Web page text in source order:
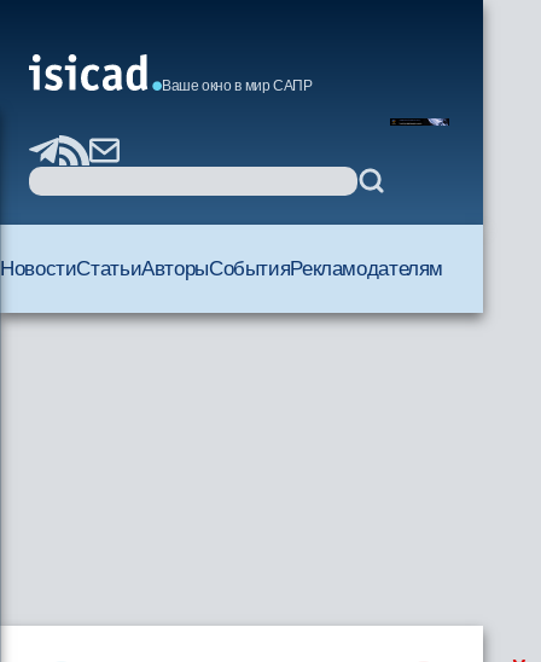
Ваше окно в мир САПР
НовостиСтатьиАвторыСобытияРекламодателям